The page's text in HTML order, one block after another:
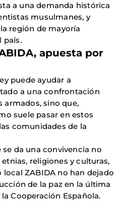
a una demanda histórica
musulmanes, y
región de mayoría
país.
apuesta por
puede ayudar a
a una confrontación
armados, sino que,
suele pasar en estos
comunidades de la
da una convivencia no
religiones y culturas,
local ZABIDA no han dejado
de la paz en la última
Cooperación Española.